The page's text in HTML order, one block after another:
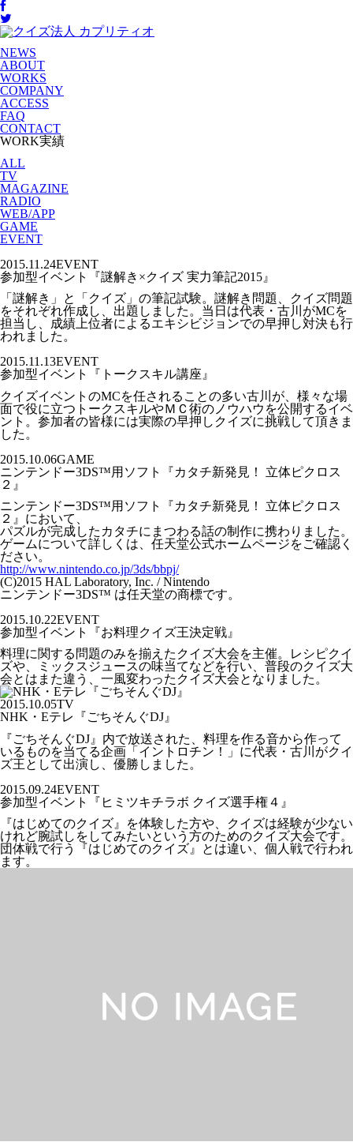
NEWS
ABOUT
WORKS
COMPANY
ACCESS
FAQ
CONTACT
WORK実績
ALL
TV
MAGAZINE
RADIO
WEB/APP
GAME
EVENT
2015.11.24EVENT
参加型イベント『謎解き×クイズ 実力筆記2015』
「謎解き」と「クイズ」の筆記試験。謎解き問題、クイズ問題
をそれぞれ作成し、出題しました。当日は代表・古川がMCを
担当し、成績上位者によるエキシビジョンでの早押し対決も行
われました。
2015.11.13EVENT
参加型イベント『トークスキル講座』
クイズイベントのMCを任されることの多い古川が、様々な場
面で役に立つトークスキルやＭＣ術のノウハウを公開するイベ
ント。参加者の皆様には実際の早押しクイズに挑戦して頂きま
した。
2015.10.06GAME
ニンテンドー3DS™用ソフト『カタチ新発見！ 立体ピクロス
２』
ニンテンドー3DS™用ソフト『カタチ新発見！ 立体ピクロス
２』において、
パズルが完成したカタチにまつわる話の制作に携わりました。
ゲームについて詳しくは、任天堂公式ホームページをご確認く
ださい。
http://www.nintendo.co.jp/3ds/bbpj/
(C)2015 HAL Laboratory, Inc. / Nintendo
ニンテンドー3DS™ は任天堂の商標です。
2015.10.22EVENT
参加型イベント『お料理クイズ王決定戦』
料理に関する問題のみを揃えたクイズ大会を主催。レシピクイ
ズや、ミックスジュースの味当てなどを行い、普段のクイズ大
会とはまた違う、一風変わったクイズ大会となりました。
2015.10.05TV
NHK・Eテレ『ごちそんぐDJ』
『ごちそんぐDJ』内で放送された、料理を作る音から作って
いるものを当てる企画「イントロチン！」に代表・古川がクイ
ズ王として出演し、優勝しました。
2015.09.24EVENT
参加型イベント『ヒミツキチラボ クイズ選手権４』
『はじめてのクイズ』を体験した方や、クイズは経験が少ない
けれど腕試しをしてみたいという方のためのクイズ大会です。
団体戦で行う『はじめてのクイズ』とは違い、個人戦で行われ
ます。